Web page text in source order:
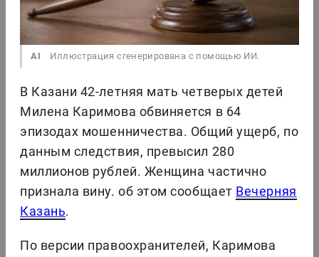
AI Иллюстрация сгенерирована с помощью ИИ.
В Казани 42-летняя мать четверых детей
Милена Каримова обвиняется в 64
эпизодах мошенничества. Общий ущерб, по
данным следствия, превысил 280
миллионов рублей. Женщина частично
признала вину. об этом сообщает Вечерняя
Казань.
По версии правоохранителей, Каримова